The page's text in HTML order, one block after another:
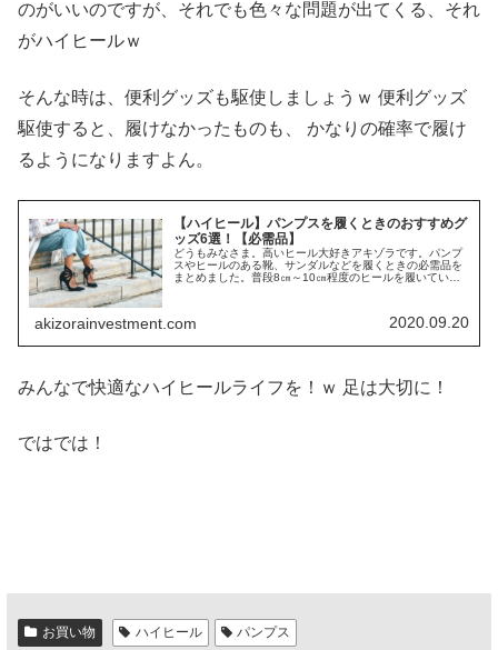
のがいいのですが、それでも色々な問題が出てくる、それ
がハイヒールｗ
そんな時は、便利グッズも駆使しましょうｗ 便利グッズ
駆使すると、履けなかったものも、 かなりの確率で履け
るようになりますよん。
【ハイヒール】パンプスを履くときのおすすめグ
ッズ6選！【必需品】
どうもみなさま。高いヒール大好きアキゾラです。パンプ
スやヒールのある靴、サンダルなどを履くときの必需品を
まとめました。普段8㎝～10㎝程度のヒールを履いている
akizorainvestment.com 2020.09.20
みんなで快適なハイヒールライフを！ｗ 足は大切に！
ではでは！
お買い物 ハイヒール パンプス